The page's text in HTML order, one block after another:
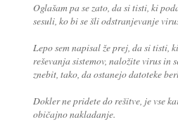
Oglašam pa se zato, da si tisti, ki
sesuli, ko bi se šli odstranjevanje
Lepo sem napisal že prej, da si tisti,
reševanja sistemov, naložite virus in
znebit, tako, da ostanejo datoteke
Dokler ne pridete do rešitve, je vse
običajno nakladanje.